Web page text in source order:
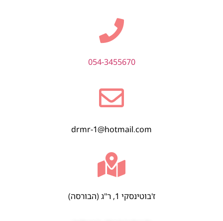
054-3455670
drmr-1@hotmail.com
ז'בוטינסקי 1, ר"ג (הבורסה)